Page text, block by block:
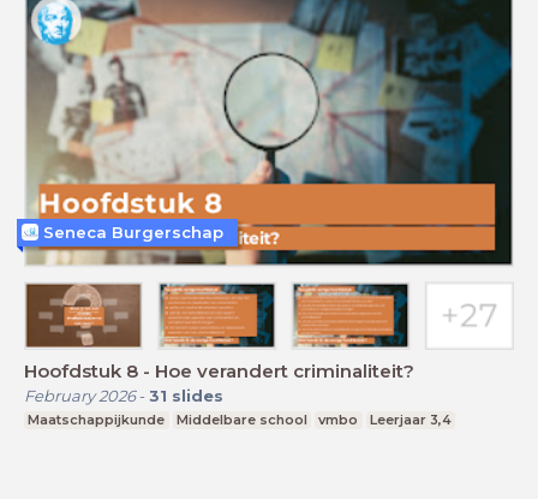
Hoofdstuk 8 - Hoe verandert criminaliteit?
February 2026- 31 slides
Maatschappijkunde Middelbare school vmbo Leerjaar 3,4
Seneca Burgerschap